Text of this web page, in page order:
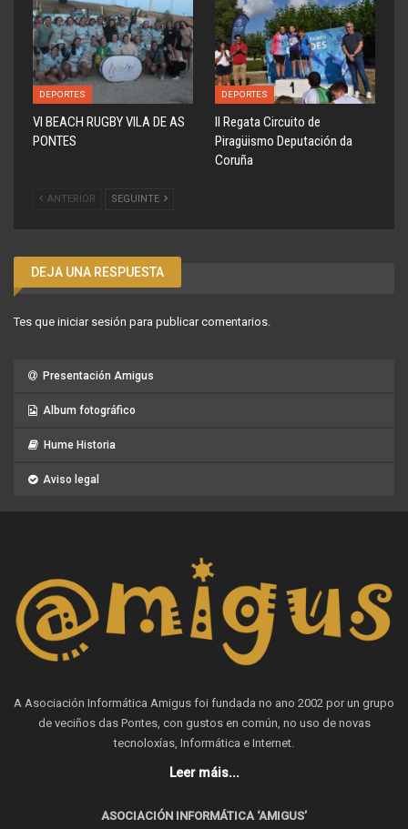
DEPORTES
VI BEACH RUGBY VILA DE AS
PONTES
DEPORTES
ll Regata Circuito de
Piragüismo Deputación da
Coruña
ANTERIOR SEGUINTE
DEJA UNA RESPUESTA
Tes que iniciar sesión para publicar comentarios.
Presentación Amigus
Album fotográfico
Hume Historia
Aviso legal
A Asociación Informática Amigus foi fundada no ano 2002 por un grupo
de veciños das Pontes, con gustos en común, no uso de novas
tecnoloxías, Informática e Internet.
Leer máis...
ASOCIACIÓN INFORMÁTICA ‘AMIGUS’